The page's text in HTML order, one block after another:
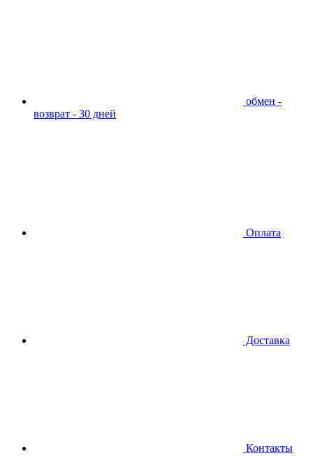
обмен -
возврат - 30 дней
Оплата
Доставка
Контакты